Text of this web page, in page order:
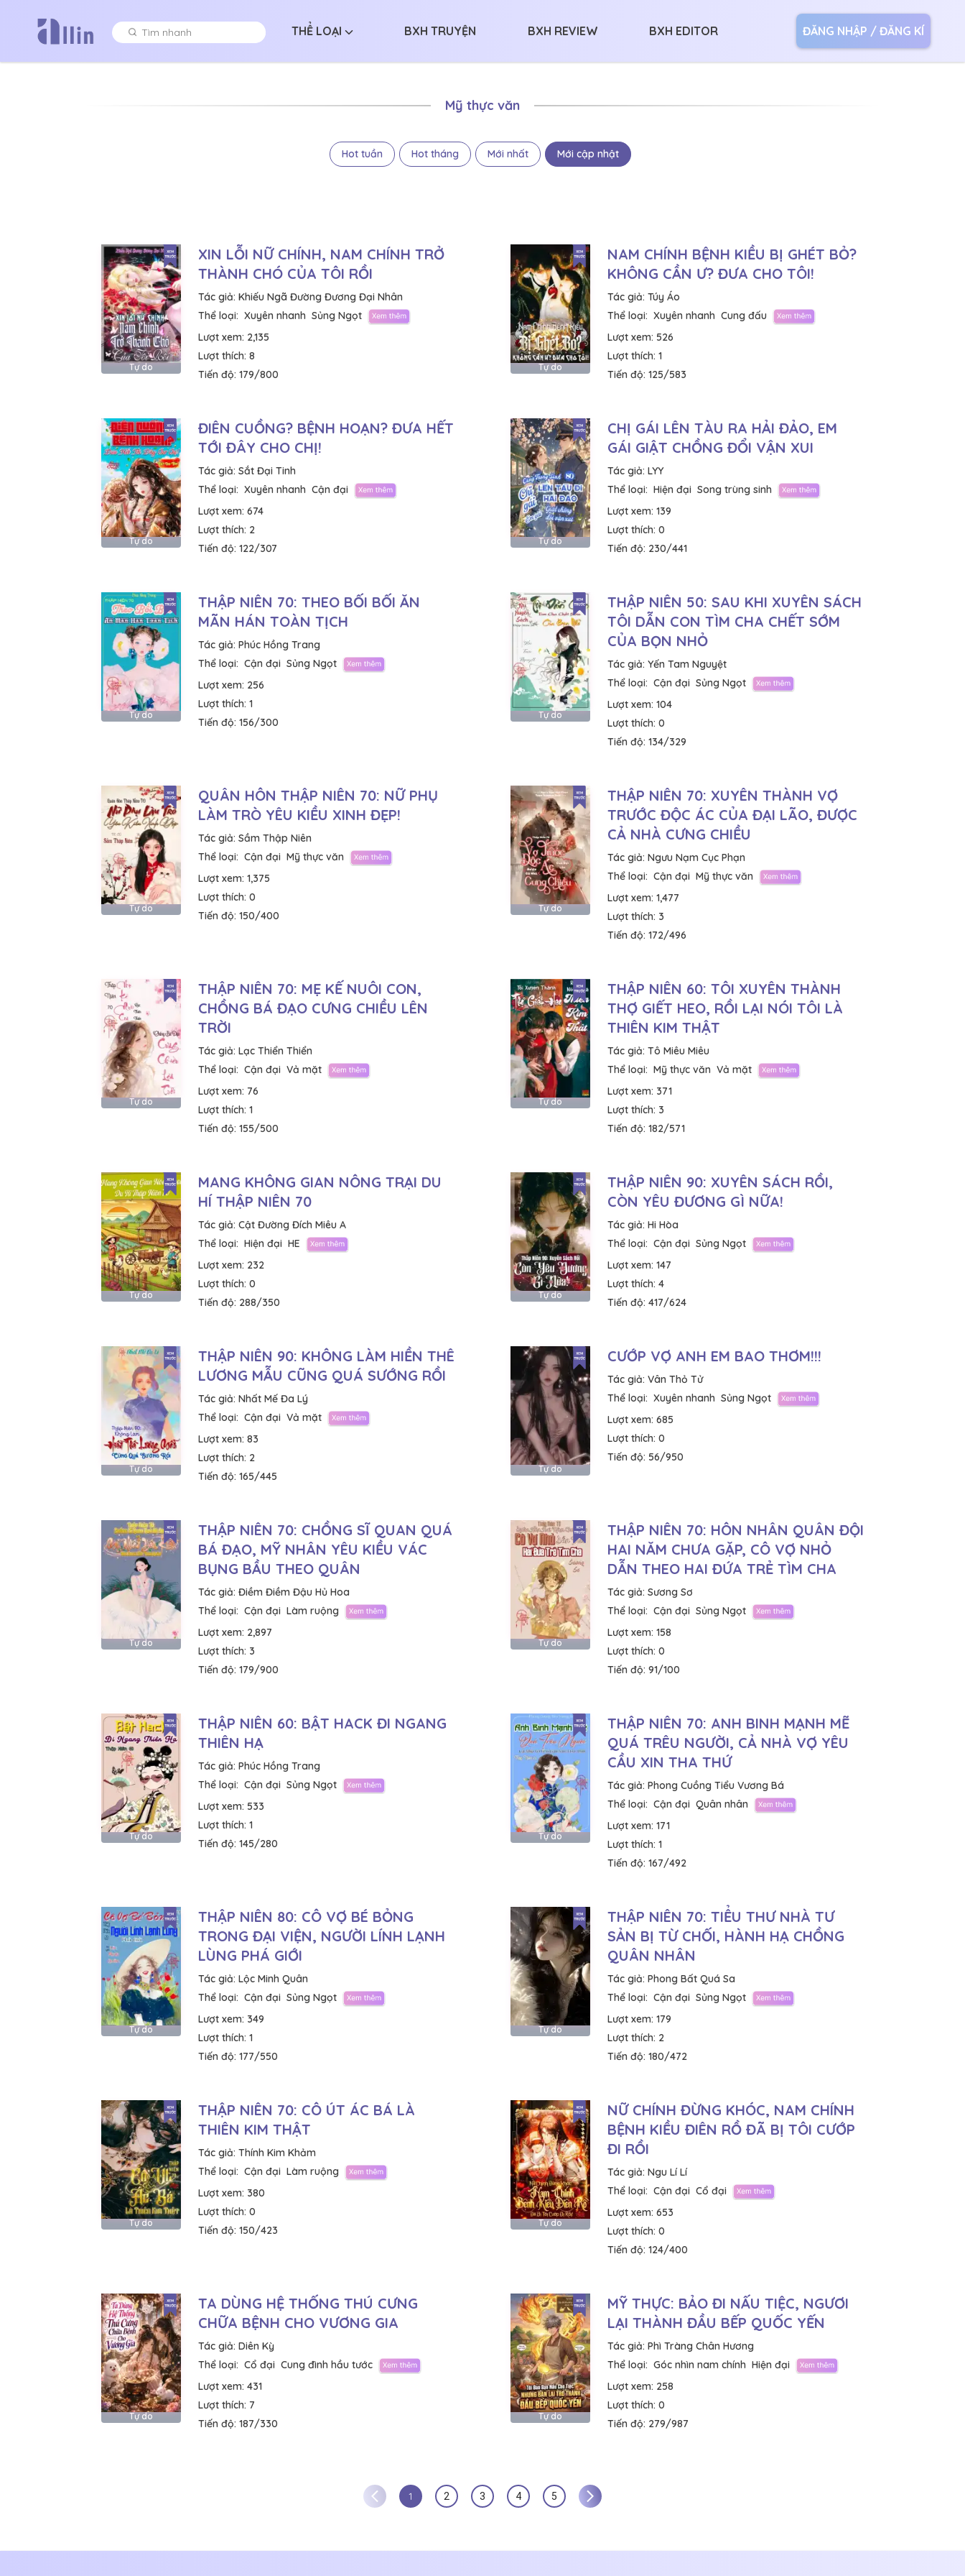
THỂ LOẠI BXH TRUYỆN BXH REVIEW BXH EDITOR ĐĂNG NHẬP / ĐĂNG KÍ
Mỹ thực văn
Hot tuần Hot tháng Mới nhất Mới cập nhật
Tự do
XIN LỖI NỮ CHÍNH, NAM CHÍNH TRỞ
THÀNH CHÓ CỦA TÔI RỒI
Tác giả: Khiếu Ngã Đường Đương Đại Nhân
Thể loại: Xuyên nhanh Sủng Ngọt
Lượt xem: 2,135
Lượt thích: 8
Tiến độ: 179/800
Tự do
NAM CHÍNH BỆNH KIỀU BỊ GHÉT BỎ?
KHÔNG CẦN Ư? ĐƯA CHO TÔI!
Tác giả: Túy Áo
Thể loại: Xuyên nhanh Cung đấu
Lượt xem: 526
Lượt thích: 1
Tiến độ: 125/583
Tự do
ĐIÊN CUỒNG? BỆNH HOẠN? ĐƯA HẾT
TỚI ĐÂY CHO CHỊ!
Tác giả: Sắt Đại Tinh
Thể loại: Xuyên nhanh Cận đại
Lượt xem: 674
Lượt thích: 2
Tiến độ: 122/307
Tự do
CHỊ GÁI LÊN TÀU RA HẢI ĐẢO, EM
GÁI GIẬT CHỒNG ĐỔI VẬN XUI
Tác giả: LYY
Thể loại: Hiện đại Song trùng sinh
Lượt xem: 139
Lượt thích: 0
Tiến độ: 230/441
Tự do
THẬP NIÊN 70: THEO BỐI BỐI ĂN
MÃN HÁN TOÀN TỊCH
Tác giả: Phúc Hồng Trang
Thể loại: Cận đại Sủng Ngọt
Lượt xem: 256
Lượt thích: 1
Tiến độ: 156/300
Tự do
THẬP NIÊN 50: SAU KHI XUYÊN SÁCH
TÔI DẪN CON TÌM CHA CHẾT SỚM
CỦA BỌN NHỎ
Tác giả: Yến Tam Nguyệt
Thể loại: Cận đại Sủng Ngọt
Lượt xem: 104
Lượt thích: 0
Tiến độ: 134/329
Tự do
QUÂN HÔN THẬP NIÊN 70: NỮ PHỤ
LÀM TRÒ YÊU KIỀU XINH ĐẸP!
Tác giả: Sầm Thập Niên
Thể loại: Cận đại Mỹ thực văn
Lượt xem: 1,375
Lượt thích: 0
Tiến độ: 150/400
Tự do
THẬP NIÊN 70: XUYÊN THÀNH VỢ
TRƯỚC ĐỘC ÁC CỦA ĐẠI LÃO, ĐƯỢC
CẢ NHÀ CƯNG CHIỀU
Tác giả: Ngưu Nạm Cục Phạn
Thể loại: Cận đại Mỹ thực văn
Lượt xem: 1,477
Lượt thích: 3
Tiến độ: 172/496
Tự do
THẬP NIÊN 70: MẸ KẾ NUÔI CON,
CHỒNG BÁ ĐẠO CƯNG CHIỀU LÊN
TRỜI
Tác giả: Lạc Thiển Thiển
Thể loại: Cận đại Vả mặt
Lượt xem: 76
Lượt thích: 1
Tiến độ: 155/500
Tự do
THẬP NIÊN 60: TÔI XUYÊN THÀNH
THỢ GIẾT HEO, RỒI LẠI NÓI TÔI LÀ
THIÊN KIM THẬT
Tác giả: Tô Miêu Miêu
Thể loại: Mỹ thực văn Vả mặt
Lượt xem: 371
Lượt thích: 3
Tiến độ: 182/571
Tự do
MANG KHÔNG GIAN NÔNG TRẠI DU
HÍ THẬP NIÊN 70
Tác giả: Cật Đường Đích Miêu A
Thể loại: Hiện đại HE
Lượt xem: 232
Lượt thích: 0
Tiến độ: 288/350
Tự do
THẬP NIÊN 90: XUYÊN SÁCH RỒI,
CÒN YÊU ĐƯƠNG GÌ NỮA!
Tác giả: Hi Hòa
Thể loại: Cận đại Sủng Ngọt
Lượt xem: 147
Lượt thích: 4
Tiến độ: 417/624
Tự do
THẬP NIÊN 90: KHÔNG LÀM HIỀN THÊ
LƯƠNG MẪU CŨNG QUÁ SƯỚNG RỒI
Tác giả: Nhất Mế Đa Lý
Thể loại: Cận đại Vả mặt
Lượt xem: 83
Lượt thích: 2
Tiến độ: 165/445
Tự do
CƯỚP VỢ ANH EM BAO THƠM!!!
Tác giả: Vân Thỏ Tử
Thể loại: Xuyên nhanh Sủng Ngọt
Lượt xem: 685
Lượt thích: 0
Tiến độ: 56/950
Tự do
THẬP NIÊN 70: CHỒNG SĨ QUAN QUÁ
BÁ ĐẠO, MỸ NHÂN YÊU KIỀU VÁC
BỤNG BẦU THEO QUÂN
Tác giả: Điềm Điềm Đậu Hủ Hoa
Thể loại: Cận đại Làm ruộng
Lượt xem: 2,897
Lượt thích: 3
Tiến độ: 179/900
Tự do
THẬP NIÊN 70: HÔN NHÂN QUÂN ĐỘI
HAI NĂM CHƯA GẶP, CÔ VỢ NHỎ
DẪN THEO HAI ĐỨA TRẺ TÌM CHA
Tác giả: Sương Sơ
Thể loại: Cận đại Sủng Ngọt
Lượt xem: 158
Lượt thích: 0
Tiến độ: 91/100
Tự do
THẬP NIÊN 60: BẬT HACK ĐI NGANG
THIÊN HẠ
Tác giả: Phúc Hồng Trang
Thể loại: Cận đại Sủng Ngọt
Lượt xem: 533
Lượt thích: 1
Tiến độ: 145/280
Tự do
THẬP NIÊN 70: ANH BINH MẠNH MẼ
QUÁ TRÊU NGƯỜI, CẢ NHÀ VỢ YÊU
CẦU XIN THA THỨ
Tác giả: Phong Cuồng Tiểu Vương Bá
Thể loại: Cận đại Quân nhân
Lượt xem: 171
Lượt thích: 1
Tiến độ: 167/492
Tự do
THẬP NIÊN 80: CÔ VỢ BÉ BỎNG
TRONG ĐẠI VIỆN, NGƯỜI LÍNH LẠNH
LÙNG PHÁ GIỚI
Tác giả: Lộc Minh Quân
Thể loại: Cận đại Sủng Ngọt
Lượt xem: 349
Lượt thích: 1
Tiến độ: 177/550
Tự do
THẬP NIÊN 70: TIỂU THƯ NHÀ TƯ
SẢN BỊ TỪ CHỐI, HÀNH HẠ CHỒNG
QUÂN NHÂN
Tác giả: Phong Bất Quá Sa
Thể loại: Cận đại Sủng Ngọt
Lượt xem: 179
Lượt thích: 2
Tiến độ: 180/472
Tự do
THẬP NIÊN 70: CÔ ÚT ÁC BÁ LÀ
THIÊN KIM THẬT
Tác giả: Thính Kim Khảm
Thể loại: Cận đại Làm ruộng
Lượt xem: 380
Lượt thích: 0
Tiến độ: 150/423
Tự do
NỮ CHÍNH ĐỪNG KHÓC, NAM CHÍNH
BỆNH KIỀU ĐIÊN RỒ ĐÃ BỊ TÔI CƯỚP
ĐI RỒI
Tác giả: Ngu Lí Lí
Thể loại: Cận đại Cổ đại
Lượt xem: 653
Lượt thích: 0
Tiến độ: 124/400
Tự do
TA DÙNG HỆ THỐNG THÚ CƯNG
CHỮA BỆNH CHO VƯƠNG GIA
Tác giả: Diên Kỳ
Thể loại: Cổ đại Cung đình hầu tước
Lượt xem: 431
Lượt thích: 7
Tiến độ: 187/330
Tự do
MỸ THỰC: BẢO ĐI NẤU TIỆC, NGƯƠI
LẠI THÀNH ĐẦU BẾP QUỐC YẾN
Tác giả: Phì Tràng Chân Hương
Thể loại: Góc nhìn nam chính Hiện đại
Lượt xem: 258
Lượt thích: 0
Tiến độ: 279/987
1 2 3 4 5